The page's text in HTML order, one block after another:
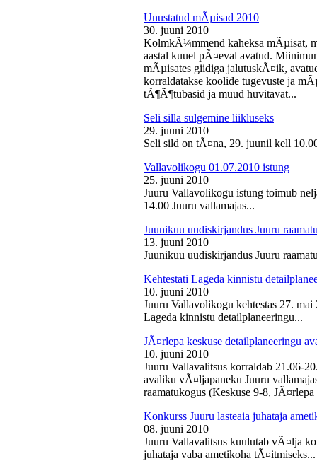
Unustatud mÃµisad 2010
30. juuni 2010
KolmkÃ¼mmend kaheksa mÃµisat,
aastal kuuel pÃ¤eval avatud.
mÃµisates giidiga jalutuskÃ¤ik,
korraldatakse koolide tugevuste ja
tÃ¶Ã¶tubasid ja muud huvitavat...
Seli silla sulgemine liikluseks
29. juuni 2010
Seli sild on tÃ¤na, 29. juunil kell
Vallavolikogu 01.07.2010 istung
25. juuni 2010
Juuru Vallavolikogu istung toimub
14.00 Juuru vallamajas...
Juunikuu uudiskirjandus Juuru
13. juuni 2010
Juunikuu uudiskirjandus Juuru
Kehtestati Lageda kinnistu
10. juuni 2010
Juuru Vallavolikogu kehtestas 27.
Lageda kinnistu detailplaneeringu...
JÃ¤rlepa keskuse detailplaneeringu
10. juuni 2010
Juuru Vallavalitsus korraldab 21.06-
avaliku vÃ¤ljapaneku Juuru
raamatukogus (Keskuse 9-8,
Konkurss Juuru lasteaia juhataja
08. juuni 2010
Juuru Vallavalitsus kuulutab vÃ¤lja
juhataja vaba ametikoha tÃ¤itmiseks...